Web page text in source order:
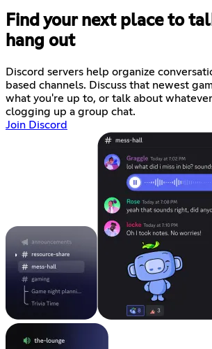
Find your next place to
hang out
Discord servers help organize
based channels. Discuss that newest
what you're up to, or talk about
clogging up a group chat.
Join Discord